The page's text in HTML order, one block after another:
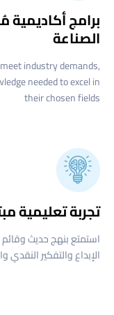
برامج
الصناعة
industry demands,
needed to excel in
their chosen fields
تجربة تعليمية
استمتع بنهج حديث وقائم
الإبداع والتفكير